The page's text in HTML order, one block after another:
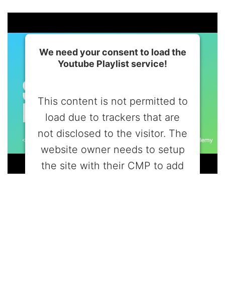
We need your consent to load the
Youtube Playlist service!
This content is not permitted to
load due to trackers that are
not disclosed to the visitor. The
website owner needs to setup
the site with their CMP to add